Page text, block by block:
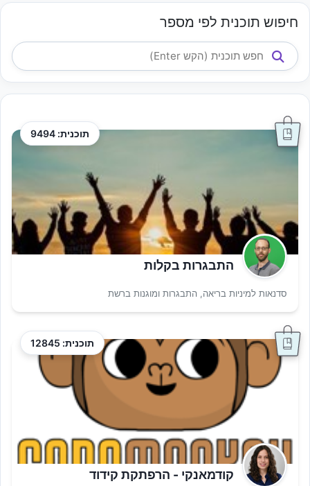
חיפוש תוכנית לפי מספר
תוכנית: 9494
התבגרות בקלות
סדנאות למיניות בריאה, התבגרות ומוגנות ברשת
תוכנית: 12845
קודמאנקי - הרפתקת קידוד